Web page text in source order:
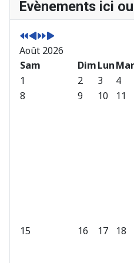
Evènements ici
n
n
é
e
p
r
é
o
i
s
p
r
n
n
é
e
s
o
i
s
s
Août 2026
Sam
DimLunMar
1
2 3 4
8
9 10 11
15 16 17 18